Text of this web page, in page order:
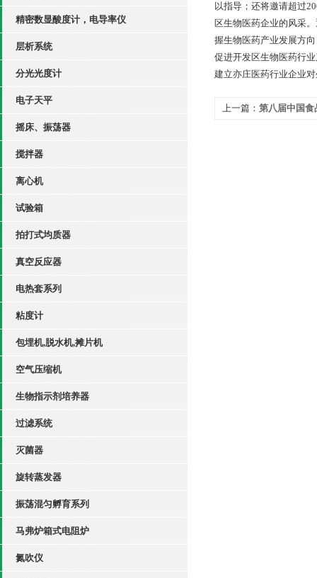
精密数显酸度计，电导率仪
层析系统
分光光度计
电子天平
摇床、振荡器
搅拌器
离心机
试验箱
拍打式均质器
真空反应器
电热套系列
粘度计
包埋机,脱水机,摊片机
空气压缩机
生物指示剂培养器
过滤系统
灭菌器
旋转蒸发器
振荡混匀孵育系列
马弗炉箱式电阻炉
氮吹仪
以指导；还将邀请超过
区生物医药企业的风采
握生物医药产业发展方
促进开发区生物医药行
建立亦庄医药行业企业
上一篇： 第八届中国食